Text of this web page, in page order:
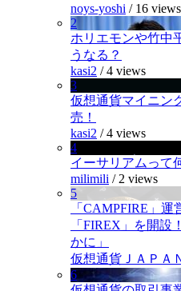
noys-yoshi / 16 views
2
ホリエモンや竹中
うなる？
kasi2 /4 views
3
仮想通貨マイニン
売！
kasi2 /4 views
4
イーサリアムって
milimili / 2 views
5
「CAMPFIRE」
「FIREX」を開設
かに」
仮想通貨ＪＡＰＡ
6